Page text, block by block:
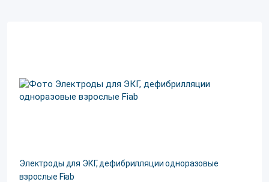
Электроды для ЭКГ, дефибрилляции одноразовые
взрослые Fiab